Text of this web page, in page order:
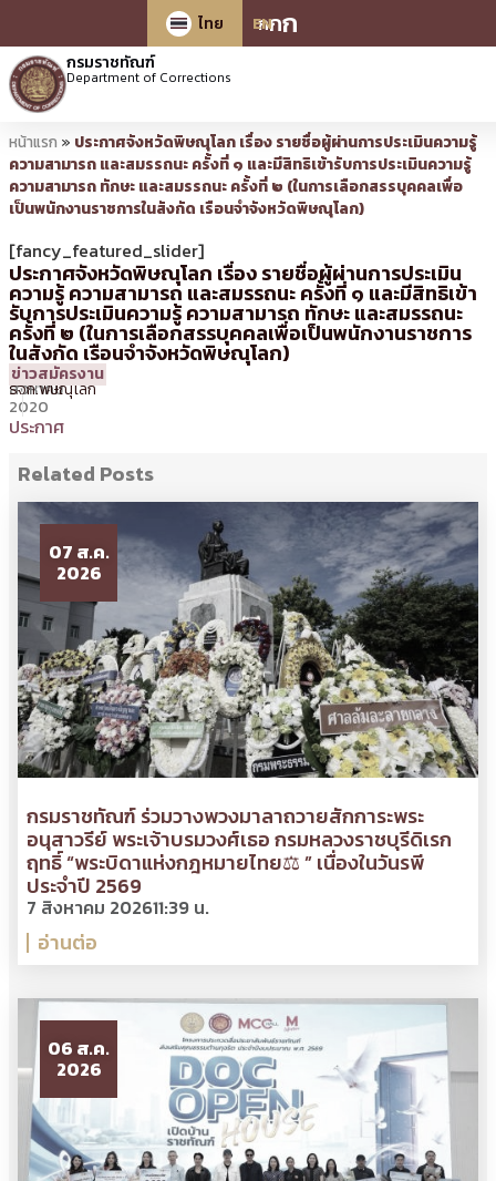
กกก
ไทย
EN
กรมราชทัณฑ์
Department of Corrections
หน้าแรก » ประกาศจังหวัดพิษณุโลก เรื่อง รายชื่อผู้ผ่านการประเมินความรู้
ความสามารถ และสมรรถนะ ครั้งที่ ๑ และมีสิทธิเข้ารับการประเมินความรู้
ความสามารถ ทักษะ และสมรรถนะ ครั้งที่ ๒ (ในการเลือกสรรบุคคลเพื่อ
เป็นพนักงานราชการในสังกัด เรือนจำจังหวัดพิษณุโลก)
[fancy_featured_slider]
ประกาศจังหวัดพิษณุโลก เรื่อง รายชื่อผู้ผ่านการประเมิน
ความรู้ ความสามารถ และสมรรถนะ ครั้งที่ ๑ และมีสิทธิเข้า
รับการประเมินความรู้ ความสามารถ ทักษะ และสมรรถนะ
ครั้งที่ ๒ (ในการเลือกสรรบุคคลเพื่อเป็นพนักงานราชการ
ในสังกัด เรือนจำจังหวัดพิษณุโลก)
13
สิงหาคม
2020
14:31 น.
โดย
จักรพงษ์
รจก.พิษณุโลก
ข่าวสมัครงาน
ประกาศ
Related Posts
07 ส.ค.
2026
กรมราชทัณฑ์ ร่วมวางพวงมาลาถวายสักการะพระ
อนุสาวรีย์ พระเจ้าบรมวงศ์เธอ กรมหลวงราชบุรีดิเรก
ฤทธิ์ “พระบิดาแห่งกฎหมายไทย⚖ ” เนื่องในวันรพี
ประจำปี 2569
7 สิงหาคม 202611:39 น.
อ่านต่อ
06 ส.ค.
2026